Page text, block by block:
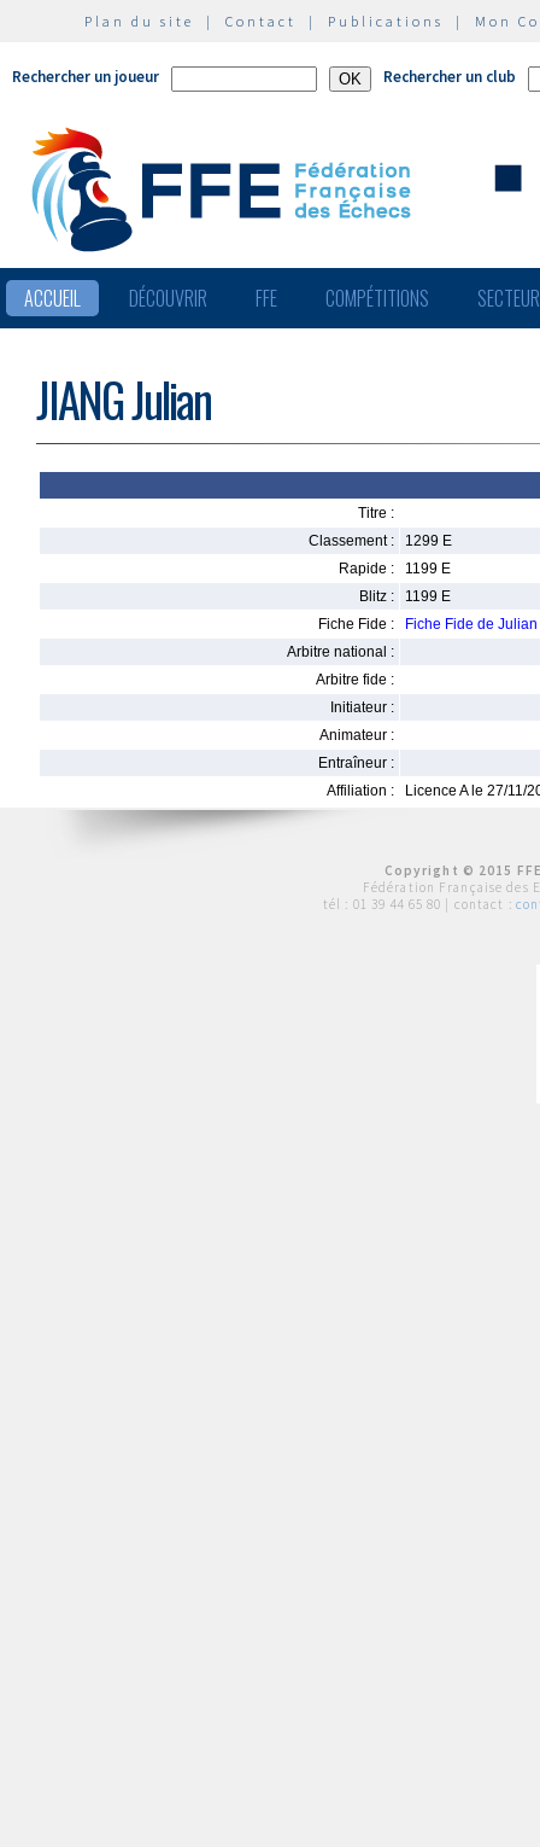
Plan du site | Contact | Publications | Mon
Rechercher un joueur Rechercher un club
ACCUEIL DÉCOUVRIR FFE COMPÉTITIONS
JIANG Julian
Titre :
Classement :
1299 E
Rapide :
1199 E
Blitz :
1199 E
Fiche Fide :
Fiche Fide de
Arbitre national :
Arbitre fide :
Initiateur :
Animateur :
Entraîneur :
Affiliation :
Licence A le 27/11/
Copyright © 2015
Fédération Française des
tél : 01 39 44 65 80 | contact :